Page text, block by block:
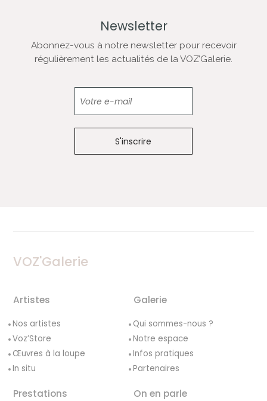
Newsletter
Abonnez-vous à notre newsletter pour recevoir
régulièrement les actualités de la VOZ’Galerie.
VOZ'Galerie
Artistes
Nos artistes
Voz’Store
Œuvres à la loupe
In situ
Galerie
Qui sommes-nous ?
Notre espace
Infos pratiques
Partenaires
Prestations On en parle